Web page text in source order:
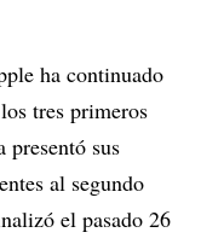
ha continuado
tres primeros
presentó sus
al segundo
el pasado 26